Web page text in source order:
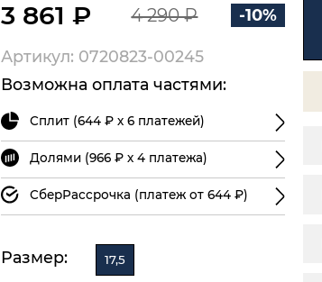
3 861 ₽ 4 290 ₽ -10%
Артикул: 0720823-00245
Возможна оплата частями:
Сплит (644 ₽ х 6 платежей)
Долями (966 ₽ х 4 платежа)
СберРассрочка (платеж от 644 ₽)
Размер: 17,5